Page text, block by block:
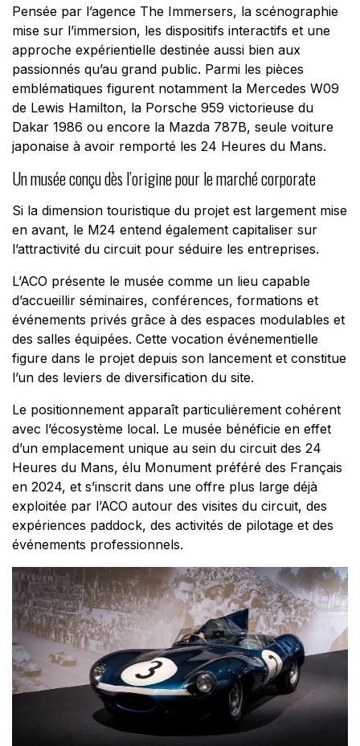
Pensée par l’agence The Immersers, la scénographie
mise sur l’immersion, les dispositifs interactifs et une
approche expérientielle destinée aussi bien aux
passionnés qu’au grand public. Parmi les pièces
emblématiques figurent notamment la Mercedes W09
de Lewis Hamilton, la Porsche 959 victorieuse du
Dakar 1986 ou encore la Mazda 787B, seule voiture
japonaise à avoir remporté les 24 Heures du Mans.
Un musée conçu dès l’origine pour le marché corporate
Si la dimension touristique du projet est largement mise
en avant, le M24 entend également capitaliser sur
l’attractivité du circuit pour séduire les entreprises.
L’ACO présente le musée comme un lieu capable
d’accueillir séminaires, conférences, formations et
événements privés grâce à des espaces modulables et
des salles équipées. Cette vocation événementielle
figure dans le projet depuis son lancement et constitue
l’un des leviers de diversification du site.
Le positionnement apparaît particulièrement cohérent
avec l’écosystème local. Le musée bénéficie en effet
d’un emplacement unique au sein du circuit des 24
Heures du Mans, élu Monument préféré des Français
en 2024, et s’inscrit dans une offre plus large déjà
exploitée par l’ACO autour des visites du circuit, des
expériences paddock, des activités de pilotage et des
événements professionnels.